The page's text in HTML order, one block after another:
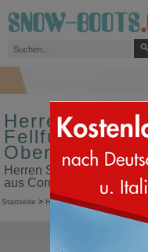
Herren
Fellfutter
Obermaterial
Herren Schneestiefel mit
aus Cordura in unserem
Startseite > Herren >Schneestiefel